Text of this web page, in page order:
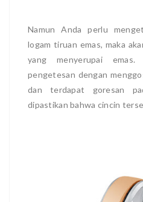
Namun Anda perlu
logam tiruan emas, maka
yang menyerupai
pengetesan dengan
dan terdapat goresan
dipastikan bahwa cincin